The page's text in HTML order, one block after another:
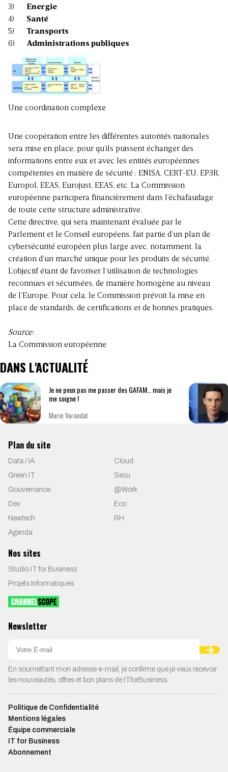
3) Energie
4) Santé
5) Transports
6) Administrations publiques
Une coordination complexe
Une coopération entre les différentes autorités nationales
sera mise en place, pour qu’ils puissent échanger des
informations entre eux et avec les entités européennes
compétentes en matière de sécurité : ENISA, CERT-EU, EP3R,
Europol, EEAS, Eurojust, EEAS, etc. La Commission
européenne participera financièrement dans l’échafaudage
de toute cette structure administrative.
Cette directive, qui sera maintenant évaluée par le
Parlement et le Conseil européens, fait partie d’un plan de
cybersécurité européen plus large avec, notamment, la
création d’un marché unique pour les produits de sécurité.
L’objectif étant de favoriser l’utilisation de technologies
reconnues et sécurisées, de manière homogène au niveau
de l’Europe. Pour cela, le Commission prévoit la mise en
place de standards, de certifications et de bonnes pratiques.
Source:
La Commission européenne
DANS L'ACTUALITÉ
Je ne peux pas me passer des GAFAM… mais je
me soigne !
Marie Varandat
Plan du site
Data / IA
Cloud
Green IT
Secu
Gouvernance
@Work
Dev
Eco
Newtech
RH
Agenda
Nos sites
Studio IT for Business
Projets Informatiques
Newsletter
En soumettant mon adresse e-mail, je confirme que je veux recevoir
les nouveautés, offres et bon plans de ITforBusiness.
Politique de Confidentialité
Mentions légales
Équipe commerciale
IT for Business
Abonnement